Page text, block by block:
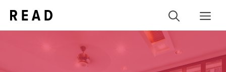
Inhalt
springen